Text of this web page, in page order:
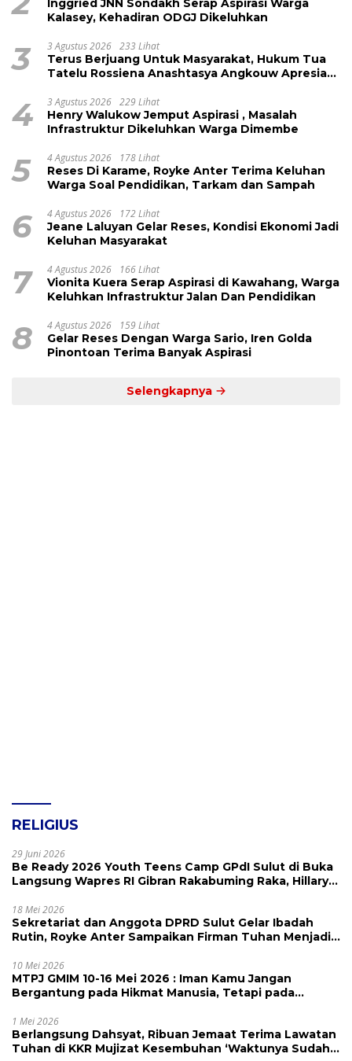
Inggried JNN Sondakh Serap Aspirasi Warga
Kalasey, Kehadiran ODGJ Dikeluhkan
3 3 Agustus 2026 233 Lihat
Terus Berjuang Untuk Masyarakat, Hukum Tua
Tatelu Rossiena Anashtasya Angkouw Apresiasi
4 3 Agustus 2026 229 Lihat
Henry Walukow Jemput Aspirasi , Masalah
Infrastruktur Dikeluhkan Warga Dimembe
5 4 Agustus 2026 178 Lihat
Reses Di Karame, Royke Anter Terima Keluhan
Warga Soal Pendidikan, Tarkam dan Sampah
6 4 Agustus 2026 172 Lihat
Jeane Laluyan Gelar Reses, Kondisi Ekonomi Jadi
Keluhan Masyarakat
7 4 Agustus 2026 166 Lihat
Vionita Kuera Serap Aspirasi di Kawahang, Warga
Keluhkan Infrastruktur Jalan Dan Pendidikan
8 4 Agustus 2026 159 Lihat
Gelar Reses Dengan Warga Sario, Iren Golda
Pinontoan Terima Banyak Aspirasi
Selengkapnya
RELIGIUS
29 Juni 2026
Be Ready 2026 Youth Teens Camp GPdI Sulut di Buka
Langsung Wapres RI Gibran Rakabuming Raka, Hillary
18 Mei 2026
Sekretariat dan Anggota DPRD Sulut Gelar Ibadah
Rutin, Royke Anter Sampaikan Firman Tuhan Menjadi
10 Mei 2026
MTPJ GMIM 10-16 Mei 2026 : Iman Kamu Jangan
Bergantung pada Hikmat Manusia, Tetapi pada
1 Mei 2026
Berlangsung Dahsyat, Ribuan Jemaat Terima Lawatan
Tuhan di KKR Mujizat Kesembuhan ‘Waktunya Sudah